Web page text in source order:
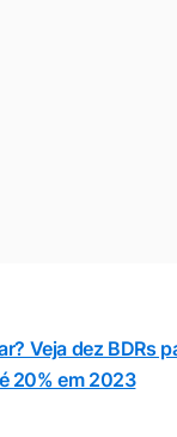
Veja dez BDRs
20% em 2023